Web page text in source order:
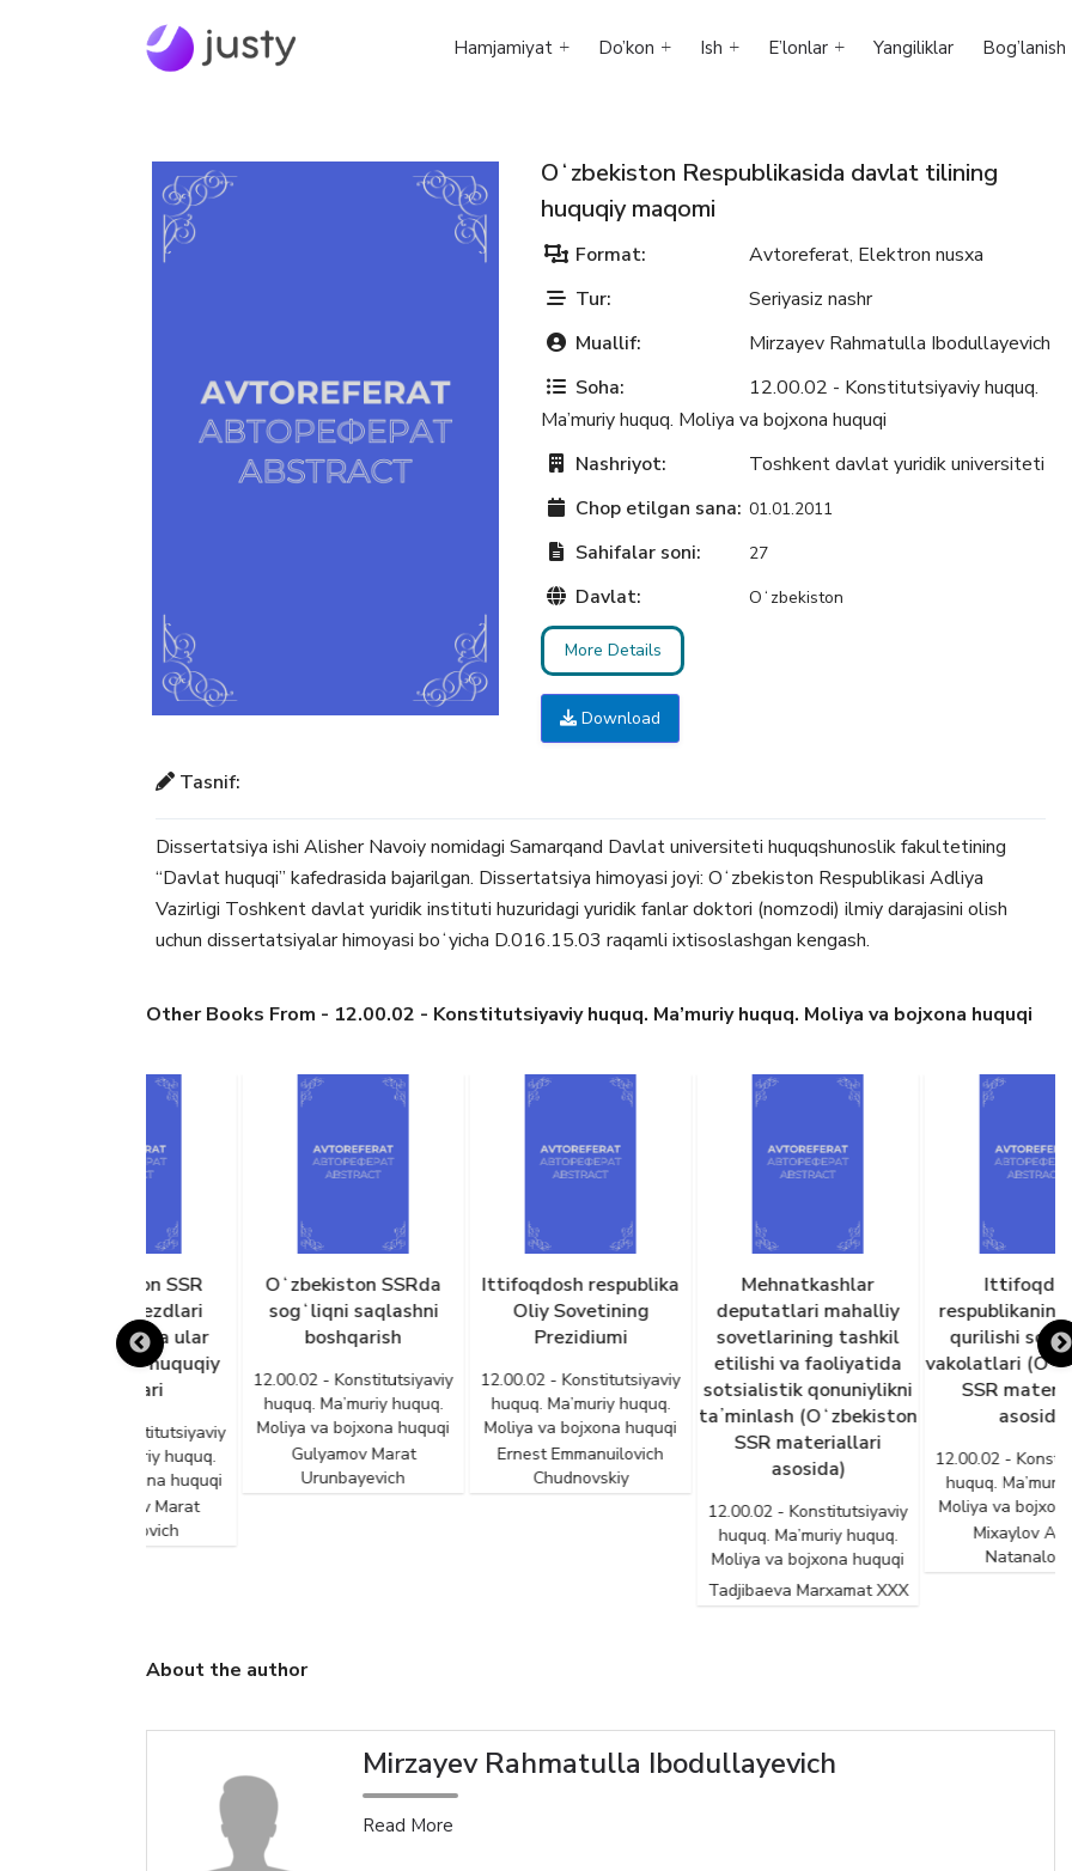
Hamjamiyat Do’kon Ish E’lonlar Yangiliklar Bog’lanish
Oʻzbekiston Respublikasida davlat tilining
huquqiy maqomi
Format: Avtoreferat, Elektron nusxa
Tur:
Seriyasiz nashr
Muallif:
Mirzayev Rahmatulla Ibodullayevich
Soha:
12.00.02 - Konstitutsiyaviy huquq.
Ma’muriy huquq. Moliya va bojxona huquqi
Nashriyot:
Toshkent davlat yuridik universiteti
Chop etilgan sana: 01.01.2011
Sahifalar soni: 27
Davlat: Oʻzbekiston
More Details
Download
Tasnif:
Dissertatsiya ishi Alisher Navoiy nomidagi Samarqand Davlat universiteti huquqshunoslik fakultetining
“Davlat huquqi” kafedrasida bajarilgan. Dissertatsiya himoyasi joyi: Oʻzbekiston Respublikasi Adliya
Vazirligi Toshkent davlat yuridik instituti huzuridagi yuridik fanlar doktori (nomzodi) ilmiy darajasini olish
uchun dissertatsiyalar himoyasi boʻyicha D.016.15.03 raqamli ixtisoslashgan kengash.
Other Books From - 12.00.02 - Konstitutsiyaviy huquq. Ma’muriy huquq. Moliya va bojxona huquqi
huquqiy
Oʻzbekiston SSRda
sogʻliqni saqlashni
boshqarish
12.00.02 - Konstitutsiyaviy
huquq. Ma’muriy huquq.
Moliya va bojxona huquqi
Gulyamov Marat
Urunbayevich
Ittifoqdosh respublika
Oliy Sovetining
12.00.02 - Konstitutsiyaviy
huquq. Ma’muriy huquq.
Moliya va bojxona huquqi
Ernest Emmanuilovich
Mehnatkashlar
deputatlari mahalliy
sovetlarining tashkil
etilishi va faoliyatida
sotsialistik qonuniylikni
taʼminlash (Oʻzbekiston
SSR materiallari
12.00.02 - Konstitutsiyaviy
huquq. Ma’muriy huquq.
Moliya va bojxona huquqi
Tadjibaeva Marxamat XXX
Ittifoqdosh
respublikaning davlat
qurilishi sohasidagi
vakolatlari (Oʻzbekiston
SSR materiallari
asosida)
12.00.02 - Konstitutsiyaviy
huquq. Ma’muriy huquq.
Moliya va bojxona huquqi
Mixaylov Azarya
Natanalovich
About the author
Mirzayev Rahmatulla Ibodullayevich
Read More